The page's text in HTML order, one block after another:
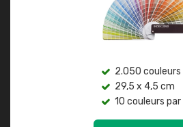
2.050 couleurs
29,5 x 4,5 cm
10 couleurs par